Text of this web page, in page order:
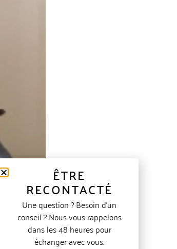
ÊTRE
RECONTACTÉ
Une question ? Besoin d’un
conseil ? Nous vous rappelons
dans les 48 heures pour
échanger avec vous.